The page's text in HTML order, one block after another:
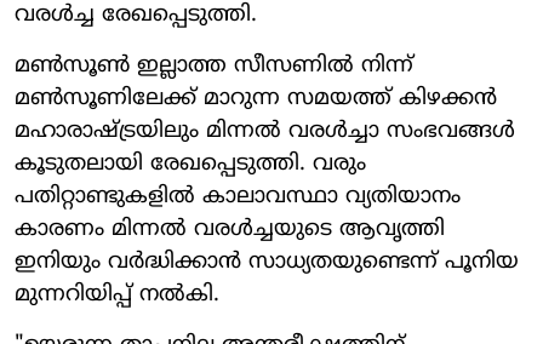
വരൾച്ച രേഖപ്പെടുത്തി.
മൺസൂൺ ഇല്ലാത്ത സീസണിൽ നിന്ന്
മൺസൂണിലേക്ക് മാറുന്ന സമയത്ത് കിഴക്കൻ
മഹാരാഷ്ട്രയിലും മിന്നൽ വരൾച്ചാ സംഭവങ്ങൾ
കൂടുതലായി രേഖപ്പെടുത്തി. വരും
പതിറ്റാണ്ടുകളിൽ കാലാവസ്ഥാ വ്യതിയാനം
കാരണം മിന്നൽ വരൾച്ചയുടെ ആവൃത്തി
ഇനിയും വർദ്ധിക്കാൻ സാധ്യതയുണ്ടെന്ന് പൂനിയ
മുന്നറിയിപ്പ് നൽകി.